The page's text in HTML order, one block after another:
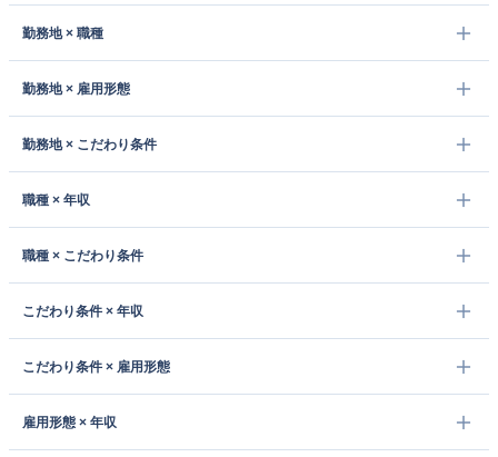
勤務地 × 職種
勤務地 × 雇用形態
勤務地 × こだわり条件
職種 × 年収
職種 × こだわり条件
こだわり条件 × 年収
こだわり条件 × 雇用形態
雇用形態 × 年収